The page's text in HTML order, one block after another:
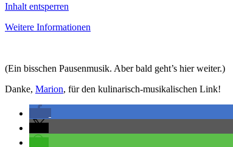
Inhalt entsperren
Weitere Informationen
(Ein bisschen Pausenmusik. Aber bald geht’s hier weiter.)
Danke, Marion, für den kulinarisch-musikalischen Link!